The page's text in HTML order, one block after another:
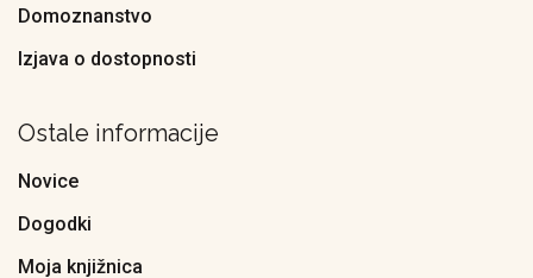
Domoznanstvo
Izjava o dostopnosti
Ostale informacije
Novice
Dogodki
Moja knjižnica